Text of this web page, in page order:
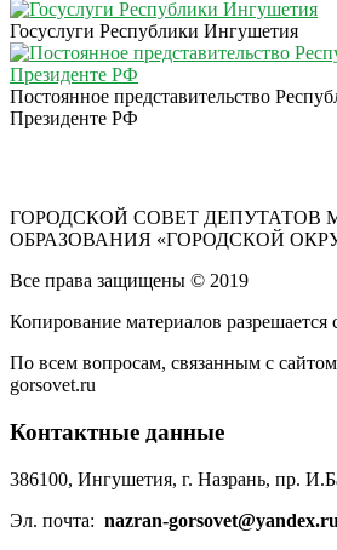
Госуслуги Республики Ингушетия
Постоянное представительство
Президенте РФ
ГОРОДСКОЙ СОВЕТ ДЕПУТАТОВ
ОБРАЗОВАНИЯ «ГОРОДСКОЙ
Все права защищены © 2019
Копирование материалов разрешается
По всем вопросам, связанным с
gorsovet.ru
Контактные данные
386100, Ингушетия, г. Назрань, пр.
Эл. почта: nazran-gorsovet@yandex.ru